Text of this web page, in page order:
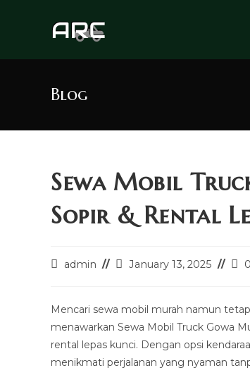
Blog
Sewa Mobil
Sopir & Rental
Postadmin
PostJanuary 13, 2025
Post
Mencari sewa mobil murah namun
menawarkan Sewa Mobil Truck Gowa
rental lepas kunci. Dengan opsi
menikmati perjalanan yang nyaman